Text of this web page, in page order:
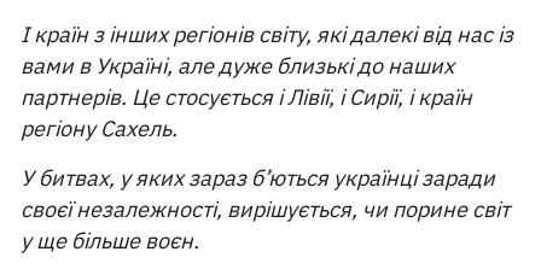
І країн з інших регіонів світу, які далекі від нас із
вами в Україні, але дуже близькі до наших
партнерів. Це стосується і Лівії, і Сирії, і країн
регіону Сахель.
У битвах, у яких зараз б’ються українці заради
своєї незалежності, вирішується, чи порине світ
у ще більше воєн.